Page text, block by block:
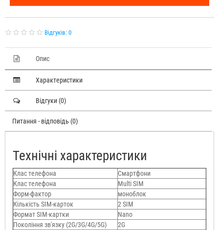
Відгуків: 0
Опис
Характеристики
Відгуки (0)
Питання - відповідь (0)
Технічні характеристики
Клас телефона
Смартфони
Клас телефона
Multi SIM
Форм-фактор
моноблок
Кількість SIM-карток
2 SIM
Формат SIM-картки
Nano
Покоління зв'язку (2G/3G/4G/5G)
2G